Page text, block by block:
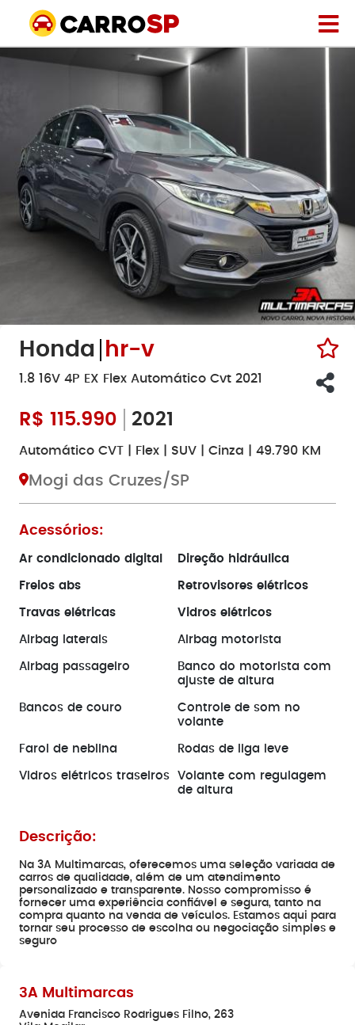
Honda hr-v
1.8 16V 4P EX Flex Automático Cvt 2021
R$ 115.990 2021
Automático CVT | Flex | SUV | Cinza | 49.790 KM
Mogi das Cruzes/SP
Acessórios:
Ar condicionado digital Direção hidráulica
Freios abs Retrovisores elétricos
Travas elétricas Vidros elétricos
Airbag laterais Airbag motorista
Airbag passageiro
Banco do motorista com
ajuste de altura
Bancos de couro
Controle de som no
volante
Farol de neblina Rodas de liga leve
Vidros elétricos traseiros
Volante com regulagem
de altura
Descrição:
Na 3A Multimarcas, oferecemos uma seleção variada de
carros de qualidade, além de um atendimento
personalizado e transparente. Nosso compromisso é
fornecer uma experiência confiável e segura, tanto na
compra quanto na venda de veículos. Estamos aqui para
tornar seu processo de escolha ou negociação simples e
seguro
3A Multimarcas
Avenida Francisco Rodrigues Filho, 263